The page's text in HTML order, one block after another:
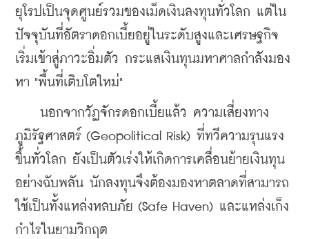
ยุโรปเป็นจุดศูนย์รวมของเม็ดเงินลงทุนทั่วโลก แต่ใน
ปัจจุบันที่อัตราดอกเบี้ยอยู่ในระดับสูงและเศรษฐกิจ
เริ่มเข้าสู่ภาวะอิ่มตัว กระแสเงินทุนมหาศาลกำลังมอง
หา "พื้นที่เติบโตใหม่"
นอกจากวัฏจักรดอกเบี้ยแล้ว ความเสี่ยงทาง
ภูมิรัฐศาสตร์ (Geopolitical Risk) ที่ทวีความรุนแรง
ขึ้นทั่วโลก ยังเป็นตัวเร่งให้เกิดการเคลื่อนย้ายเงินทุน
อย่างฉับพลัน นักลงทุนจึงต้องมองหาตลาดที่สามารถ
ใช้เป็นทั้งแหล่งหลบภัย (Safe Haven) และแหล่งเก็ง
กำไรในยามวิกฤต